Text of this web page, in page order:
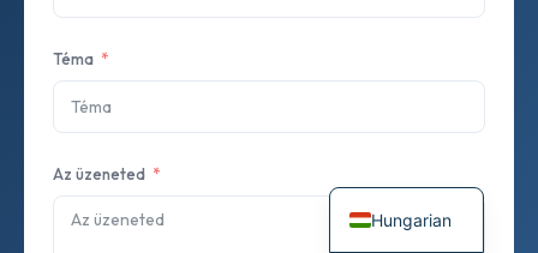
Téma
Az üzeneted
Hungarian